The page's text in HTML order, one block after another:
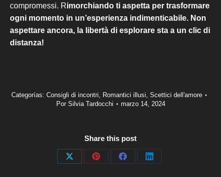
compromessi. Rimorchiando ti aspetta per trasformare
ogni momento in un’esperienza indimenticabile. Non
aspettare ancora, la libertà di esplorare sta a un clic di
distanza!
Categorías: Consigli di incontri Romantici illusi Scettici dell'amore
Por Silvia Tardocchi marzo 14, 2024
Share this post
Share
Share
Share
Share